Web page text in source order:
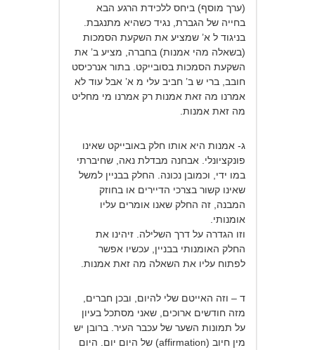
(ערך מוסף) ביחס ללכידת הרגע הבא
בחייה של הגברת, נגיד כשהיא מתנגבת.
בניגוד ל א’ שמציע את השקעת הסמכות
(בשאלה מהי אמנות) בחברה, מציע ב’ את
השקעת הסמכות בסובייקט. בתור אנרכיסט
חובב, ברי ש ב’ חביב עלי מ א’ אבל עוד לא
אמרנו מה זאת אמנות רק אמרנו מי מחליט
מה זאת אמנות.
ג- אמנות היא אותו חלק באובייקט שאינו
פונקציונלי. אבחנה מבדלת נאה, שחיברתי
במו ידי, וכמובן נכונה. החלק בבניין למשל
שאינו קשור בצרכי הדיירים או בחוזק
המבנה, זה החלק שאנו אומרים עליו
אומנותי.
וזו הגדרה על דרך השלילה. זיהינו את
החלק האומנותי בבניין, עכשיו אפשר
לפתוח עליו את השאלה מה זאת אמנות.
ד – וזה האייטם שלי להיום, ובכן חברים,
מזה חודשים ארוכים, שאני מסתכל בעיון
על תמונות השער של עכבר העיר. ברובן יש
מין חיוב (affirmation) של היום יום. היום